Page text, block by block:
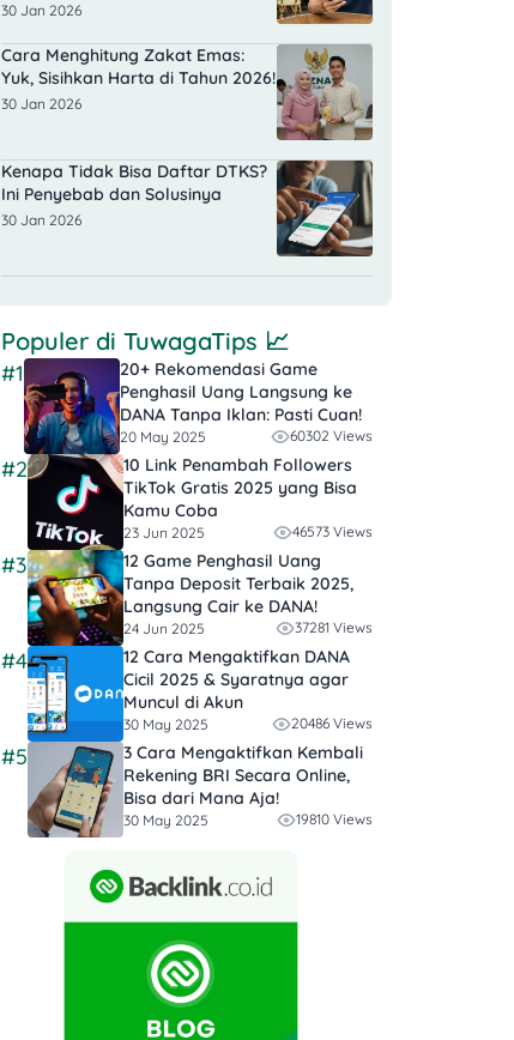
30 Jan 2026
Cara Menghitung Zakat Emas:
Yuk, Sisihkan Harta di Tahun 2026!
30 Jan 2026
Kenapa Tidak Bisa Daftar DTKS?
Ini Penyebab dan Solusinya
30 Jan 2026
Populer di TuwagaTips 📈
#1
20+ Rekomendasi Game
Penghasil Uang Langsung ke
DANA Tanpa Iklan​: Pasti Cuan!
20 May 2025 60302 Views
#2
10 Link Penambah Followers
TikTok Gratis​ 2025 yang Bisa
Kamu Coba
23 Jun 2025 46573 Views
#3
12 Game Penghasil Uang
Tanpa Deposit Terbaik 2025,
Langsung Cair ke DANA!
24 Jun 2025 37281 Views
#4
12 Cara Mengaktifkan DANA
Cicil 2025 & Syaratnya agar
Muncul di Akun
30 May 2025 20486 Views
#5
3 Cara Mengaktifkan Kembali
Rekening BRI Secara Online,
Bisa dari Mana Aja!
30 May 2025 19810 Views